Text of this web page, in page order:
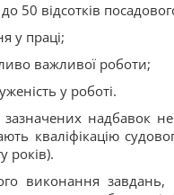
50 відсотків
у праці;
важливої роботи;
у роботі.
надбавок
кваліфікацію
років).
виконання